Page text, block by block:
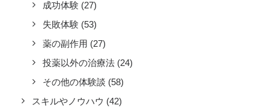
成功体験 (27)
失敗体験 (53)
薬の副作用 (27)
投薬以外の治療法 (24)
その他の体験談 (58)
スキルやノウハウ (42)